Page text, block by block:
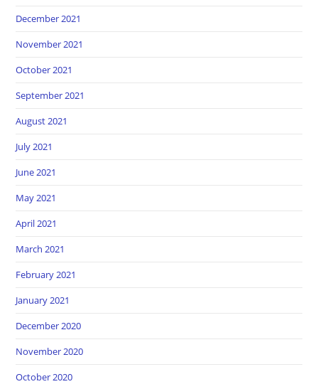
December 2021
November 2021
October 2021
September 2021
August 2021
July 2021
June 2021
May 2021
April 2021
March 2021
February 2021
January 2021
December 2020
November 2020
October 2020